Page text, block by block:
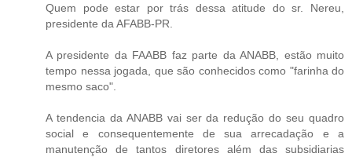
Quem pode estar por trás dessa atitude do sr. Nereu,
presidente da AFABB-PR.
A presidente da FAABB faz parte da ANABB, estão muito
tempo nessa jogada, que são conhecidos como "farinha do
mesmo saco".
A tendencia da ANABB vai ser da redução do seu quadro
social e consequentemente de sua arrecadação e a
manutenção de tantos diretores além das subsidiarias